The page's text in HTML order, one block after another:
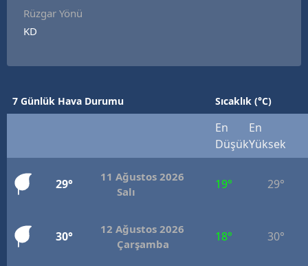
Rüzgar Yönü
KD
7 Günlük Hava Durumu Sıcaklık (°C)
En
Düşük
En
Yüksek
29°
11 Ağustos 2026
Salı
19° 29°
30°
12 Ağustos 2026
Çarşamba
18° 30°